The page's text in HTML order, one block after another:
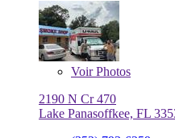
VoirPhotos
2190 N Cr 470
Lake Panasoffkee, FL